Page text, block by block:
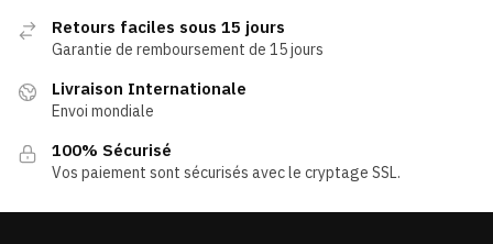
Retours faciles sous 15 jours
Garantie de remboursement de 15 jours
Livraison Internationale
Envoi mondiale
100% Sécurisé
Vos paiement sont sécurisés avec le cryptage SSL.